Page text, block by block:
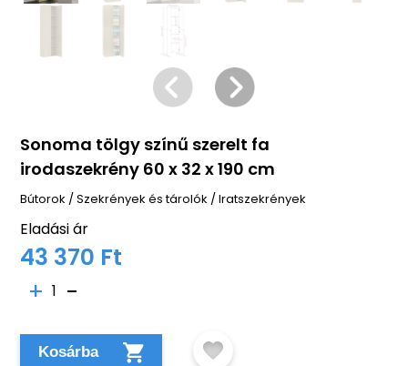
Sonoma tölgy színű szerelt fa
irodaszekrény 60 x 32 x 190 cm
Bútorok /Szekrények és tárolók /Iratszekrények
Eladási ár
43 370 Ft
1
Kosárba